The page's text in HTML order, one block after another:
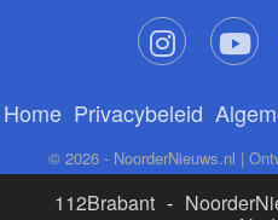
Home Privacybeleid
© 2026 - NoorderNieuws.nl |
112Brabant -